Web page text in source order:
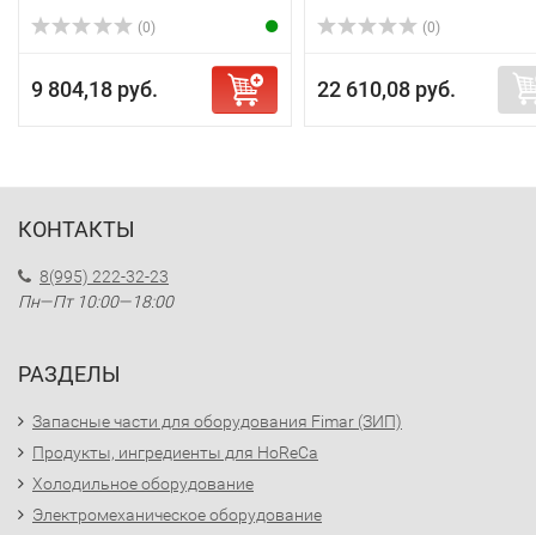
(0)
9 804,18 руб.
(0)
22 610,08 руб.
КОНТАКТЫ
8(995) 222-32-23
Пн—Пт 10:00—18:00
РАЗДЕЛЫ
Запасные части для оборудования Fimar (ЗИП)
Продукты, ингредиенты для HoReCa
Холодильное оборудование
Электромеханическое оборудование